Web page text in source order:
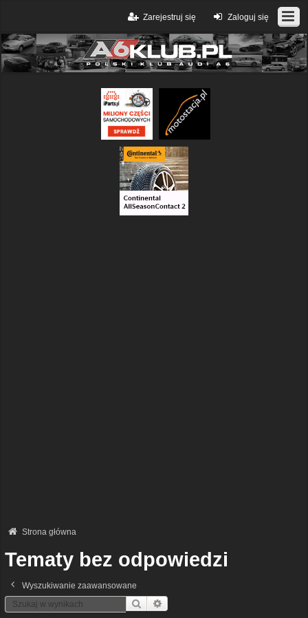
Zaloguj się
Zarejestruj się
Strona główna
Tematy bez odpowiedzi
Wyszukiwanie zaawansowane
Szukaj